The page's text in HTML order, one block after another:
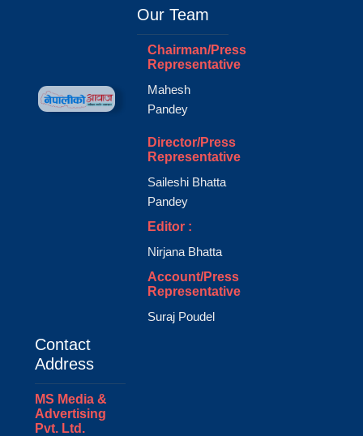
Our Team
Chairman/Press
Representative
Mahesh
Pandey
Director/Press
Representative
Saileshi Bhatta
Pandey
Editor :
Nirjana Bhatta
Account/Press
Representative
Suraj Poudel
Contact
Address
MS Media &
Advertising
Pvt. Ltd.